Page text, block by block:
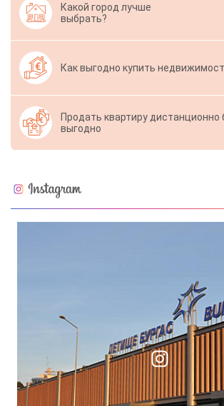
Какой город лучше
выбрать?
Как выгодно купить
Продать квартиру дистанционно
выгодно